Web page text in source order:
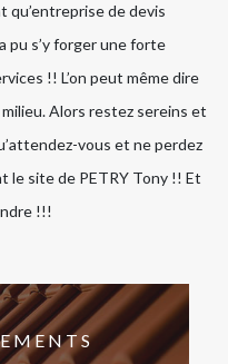
qu’entreprise de devis
pu s’y forger une forte
!! L’on peut même dire
Alors restez sereins et
vous et ne perdez
le site de PETRY Tony !! Et
!!!